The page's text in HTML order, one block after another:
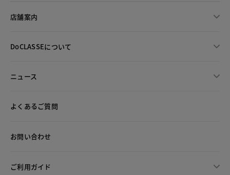
店舗案内
DoCLASSEについて
ニュース
よくあるご質問
お問い合わせ
ご利用ガイド